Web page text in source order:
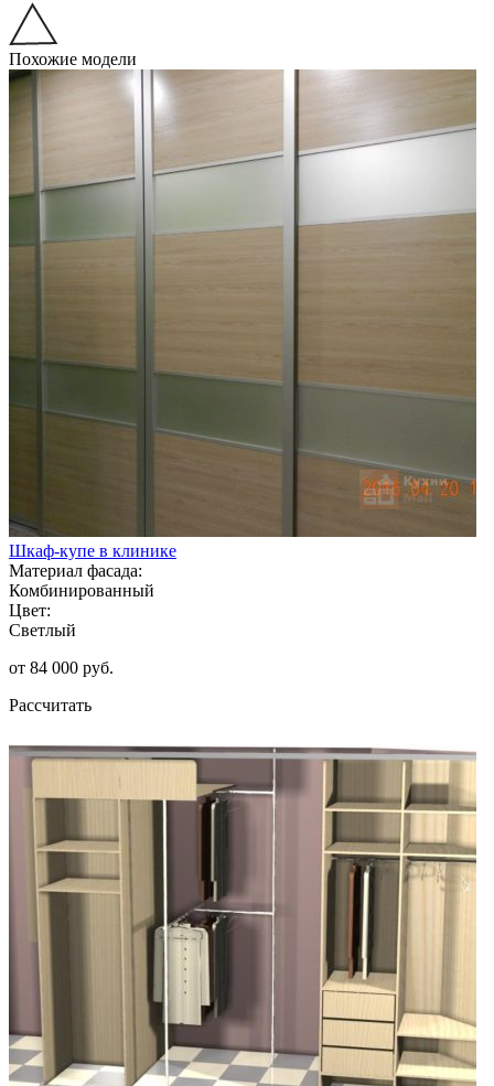
Похожие модели
Шкаф-купе в клинике
Материал фасада:
Комбинированный
Цвет:
Светлый
от 84 000 руб.
Рассчитать